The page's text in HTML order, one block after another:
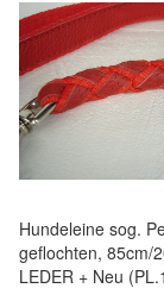
Hundeleine sog.
geflochten, 85cm/
LEDER + Neu